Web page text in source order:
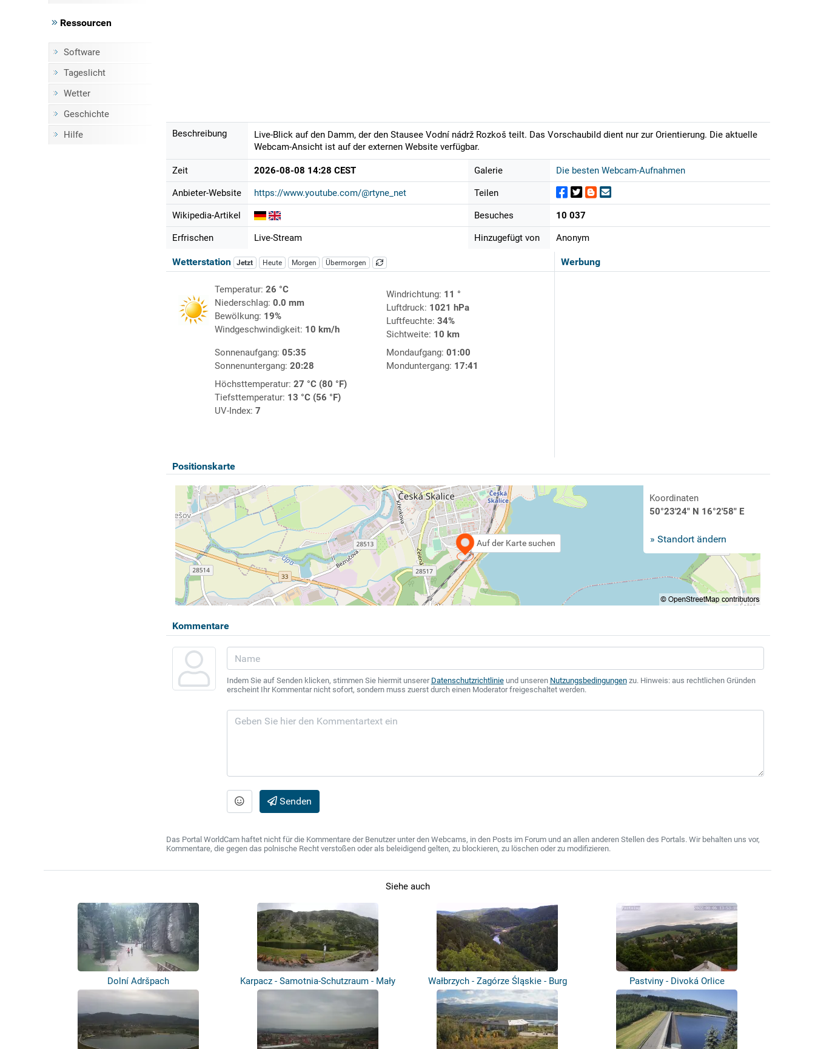
Ressourcen
Software
Tageslicht
Wetter
Geschichte
Hilfe
Beschreibung
Live-Blick auf den Damm, der den Stausee Vodní nádrž Rozkoš teilt. Das Vorschaubild dient nur zur Orientierung. Die aktuelle
Webcam-Ansicht ist auf der externen Website verfügbar.
Zeit 2026-08-08 14:28 CEST
Anbieter-Website https://www.youtube.com/@rtyne_net
Wikipedia-Artikel
Erfrischen Live-Stream
Galerie Die besten Webcam-Aufnahmen
Teilen
Besuches 10 037
Hinzugefügt von Anonym
Werbung
Wetterstation Jetzt Heute Morgen Übermorgen
Temperatur: 26 °C
Niederschlag: 0.0 mm
Bewölkung: 19%
Windgeschwindigkeit: 10 km/h
Windrichtung: 11 °
Luftdruck: 1021 hPa
Luftfeuchte: 34%
Sichtweite: 10 km
Sonnenaufgang: 05:35
Sonnenuntergang: 20:28
Mondaufgang: 01:00
Monduntergang: 17:41
Höchsttemperatur: 27 °C (80 °F)
Tiefsttemperatur: 13 °C (56 °F)
UV-Index: 7
Positionskarte
Auf der Karte suchen
Koordinaten
50°23'24" N 16°2'58" E
» Standort ändern
Kommentare
Indem Sie auf Senden klicken, stimmen Sie hiermit unserer Datenschutzrichtlinieund unseren Nutzungsbedingungenzu. Hinweis: aus rechtlichen Gründen
erscheint Ihr Kommentar nicht sofort, sondern muss zuerst durch einen Moderator freigeschaltet werden.
Senden
Das Portal WorldCam haftet nicht für die Kommentare der Benutzer unter den Webcams, in den Posts im Forum und an allen anderen Stellen des Portals. Wir behalten uns vor,
Kommentare, die gegen das polnische Recht verstoßen oder als beleidigend gelten, zu blockieren, zu löschen oder zu modifizieren.
Siehe auch
Dolní Adršpach
Karpacz - Samotnia-Schutzraum - Mały
Wałbrzych - Zagórze Śląskie - Burg
Grodn...
Pastviny - Divoká Orlice